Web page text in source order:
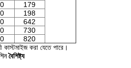
179
198
642
730
820
কাস্টমাইজ করা যেতে পারে।
বৈশিষ্ট্য